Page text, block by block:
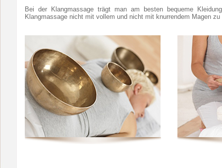
Bei der Klangmassage trägt man am besten bequeme
Klangmassage nicht mit vollem und nicht mit knurrendem Magen zu